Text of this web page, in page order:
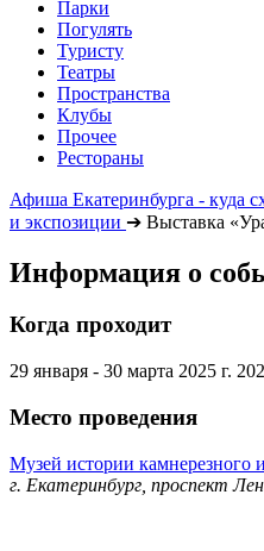
Парки
Погулять
Туристу
Театры
Пространства
Клубы
Прочее
Рестораны
Афиша Екатеринбурга - куда
и экспозиции ➔ Выставка
Информация о
Когда проходит
29 января - 30 марта 2025 г.
Место проведения
Музей истории камнерезного
г. Екатеринбург, проспект